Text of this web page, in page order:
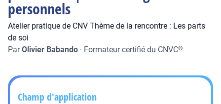
personnels
Atelier pratique de CNV Thème de la rencontre : Les parts
de soi
ParOlivier Babando · Formateur certifié du CNVC®
Champ d'application